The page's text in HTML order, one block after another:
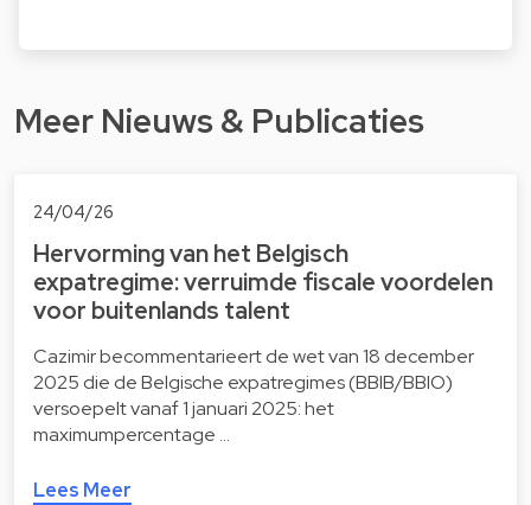
Meer Nieuws & Publicaties
24/04/26
Hervorming van het Belgisch
expatregime: verruimde fiscale voordelen
voor buitenlands talent
Cazimir becommentarieert de wet van 18 december
2025 die de Belgische expatregimes (BBIB/BBIO)
versoepelt vanaf 1 januari 2025: het
maximumpercentage …
Lees Meer